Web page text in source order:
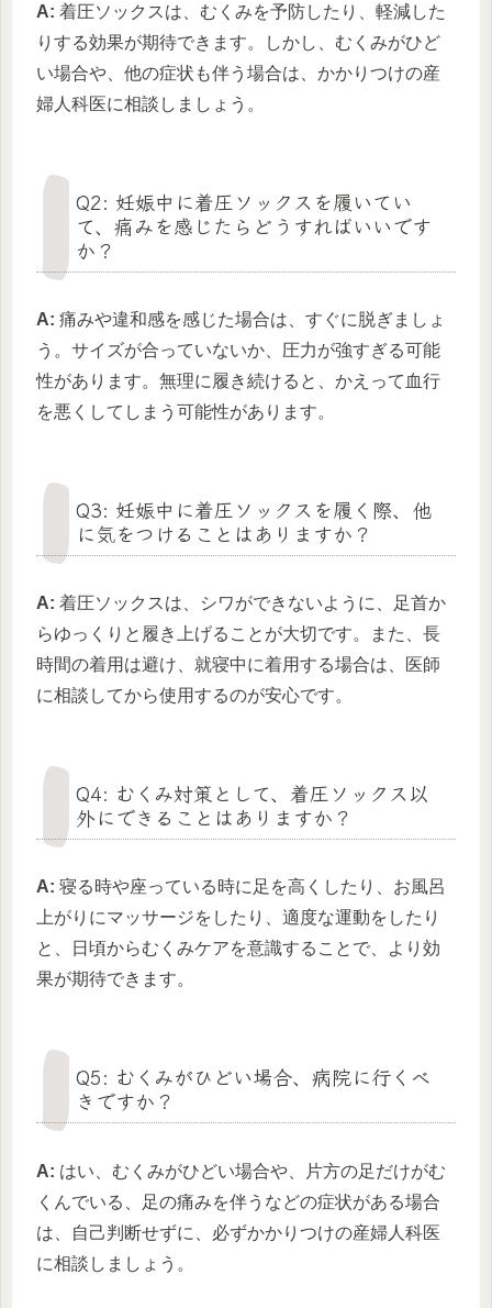
A: 着圧ソックスは、むくみを予防したり、軽減した
りする効果が期待できます。しかし、むくみがひど
い場合や、他の症状も伴う場合は、かかりつけの産
婦人科医に相談しましょう。
Q2: 妊娠中に着圧ソックスを履いてい
て、痛みを感じたらどうすればいいです
か？
A: 痛みや違和感を感じた場合は、すぐに脱ぎましょ
う。サイズが合っていないか、圧力が強すぎる可能
性があります。無理に履き続けると、かえって血行
を悪くしてしまう可能性があります。
Q3: 妊娠中に着圧ソックスを履く際、他
に気をつけることはありますか？
A: 着圧ソックスは、シワができないように、足首か
らゆっくりと履き上げることが大切です。また、長
時間の着用は避け、就寝中に着用する場合は、医師
に相談してから使用するのが安心です。
Q4: むくみ対策として、着圧ソックス以
外にできることはありますか？
A: 寝る時や座っている時に足を高くしたり、お風呂
上がりにマッサージをしたり、適度な運動をしたり
と、日頃からむくみケアを意識することで、より効
果が期待できます。
Q5: むくみがひどい場合、病院に行くべ
きですか？
A: はい、むくみがひどい場合や、片方の足だけがむ
くんでいる、足の痛みを伴うなどの症状がある場合
は、自己判断せずに、必ずかかりつけの産婦人科医
に相談しましょう。